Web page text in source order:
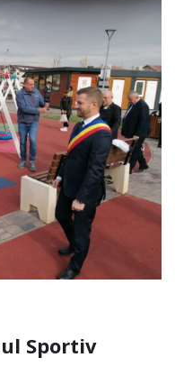
Sportiv